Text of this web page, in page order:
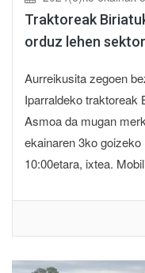
Traktoreak
orduz lehen
Aurreikusita zegoen
Iparraldeko traktoreak
Asmoa da mugan
ekainaren 3ko
10:00etara, ixtea.